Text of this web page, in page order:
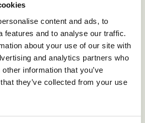
content and ads, to
features and to analyse our traffic.
about your use of our site with
and analytics partners who
information that you’ve
they’ve collected from your use
mogelijke tripssoorten kunnen
PCR-toetsen. Deze onderlinge
en kunnen wij ook
van andere
zien we dat ook de visuele
betrouwbaarheid naar 80% is
Wit. Hoofd moleculair en